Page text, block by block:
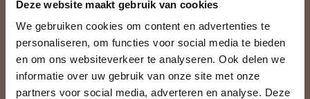
Deze website maakt gebruik van cookies
We gebruiken cookies om content en advertenties te
personaliseren, om functies voor social media te bieden
en om ons websiteverkeer te analyseren. Ook delen we
informatie over uw gebruik van onze site met onze
partners voor social media, adverteren en analyse. Deze
Meer informatie
Heeft u vragen over onze producten of uw aankoop? Bezoek dan
onze klantenservicepagina. Hier vindt u onze bedrijfsgegevens,
antwoorden op veelgestelde vragen en verschillende manieren
om contact met ons op te nemen.